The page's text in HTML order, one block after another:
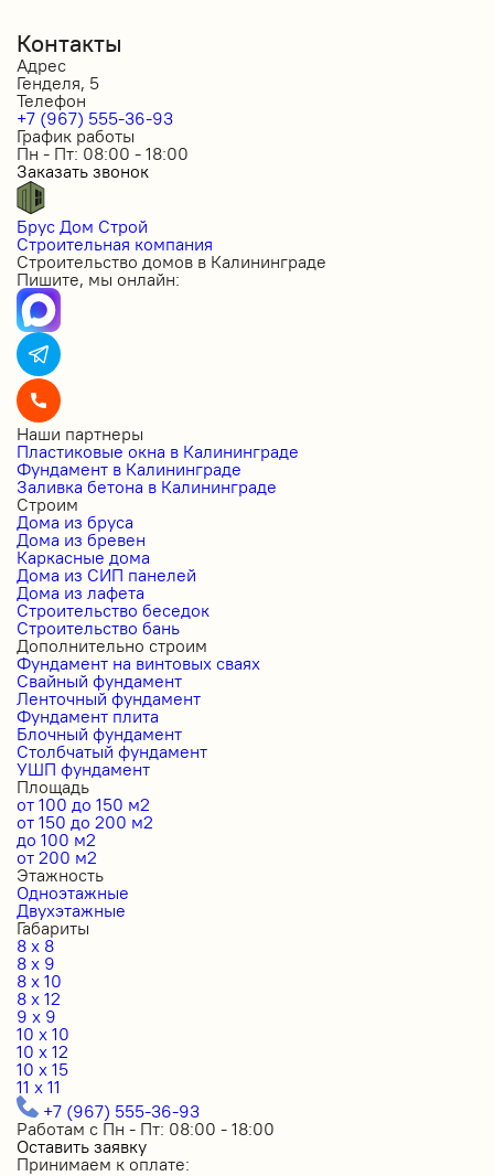
Контакты
Адрес
Генделя, 5
Телефон
+7 (967) 555-36-93
График работы
Пн - Пт: 08:00 - 18:00
Заказать звонок
Брус Дом Строй
Строительная компания
Строительство домов в Калининграде
Пишите, мы онлайн:
Наши партнеры
Пластиковые окна в Калининграде
Фундамент в Калининграде
Заливка бетона в Калининграде
Строим
Дома из бруса
Дома из бревен
Каркасные дома
Дома из СИП панелей
Дома из лафета
Строительство беседок
Строительство бань
Дополнительно строим
Фундамент на винтовых сваях
Свайный фундамент
Ленточный фундамент
Фундамент плита
Блочный фундамент
Столбчатый фундамент
УШП фундамент
Площадь
от 100 до 150 м2
от 150 до 200 м2
до 100 м2
от 200 м2
Этажность
Одноэтажные
Двухэтажные
Габариты
8 x 8
8 x 9
8 x 10
8 x 12
9 x 9
10 x 10
10 x 12
10 x 15
11 x 11
+7 (967) 555-36-93
Работам с Пн - Пт: 08:00 - 18:00
Оставить заявку
Принимаем к оплате: